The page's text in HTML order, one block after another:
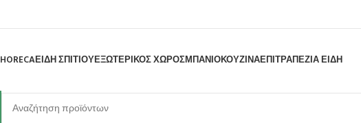
HORECAΕΙΔΗ ΣΠΙΤΙΟΥΕΞΩΤΕΡΙΚΟΣ ΧΩΡΟΣΜΠΆΝΙΟΚΟΥΖΊΝΑΕΠΙΤΡΑΠΈΖΙΑ ΕΊΔΗ